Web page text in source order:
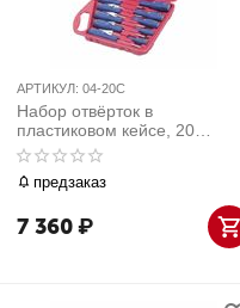
АРТИКУЛ: 04-20C
Набор отвёрток в
пластиковом кейсе, 20
предметов МАСТАК 04-20C
предзаказ
7 360₽